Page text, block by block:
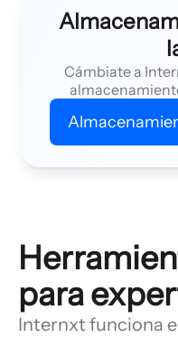
Cámbiate a
para
Internxt funciona